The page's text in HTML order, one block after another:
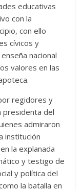
educativas
con la
con ello
cívicos y
nacional
valores en las
regidores y
presidenta del
admiraron
institución
la explanada
y testigo de
y política del
la batalla en